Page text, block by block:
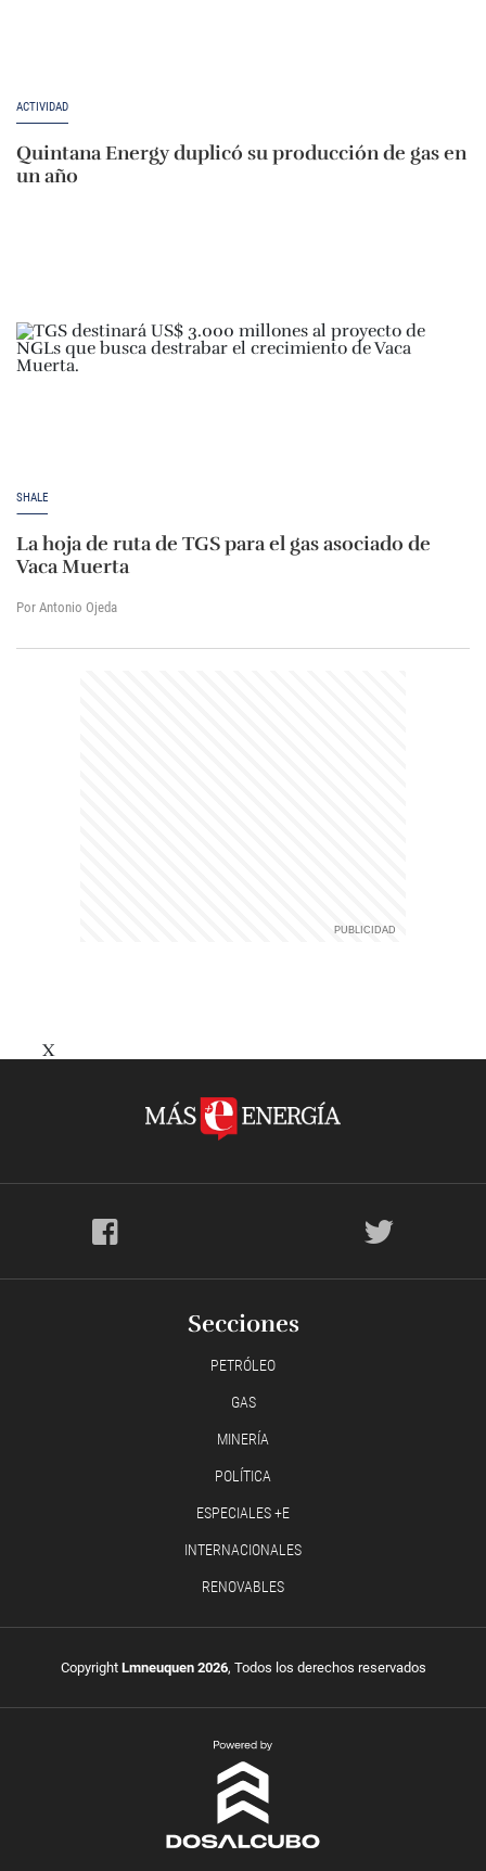
ACTIVIDAD
Quintana Energy duplicó su producción de gas en
un año
SHALE
La hoja de ruta de TGS para el gas asociado de
Vaca Muerta
Por Antonio Ojeda
X
Secciones
PETRÓLEO
GAS
MINERÍA
POLÍTICA
ESPECIALES +E
INTERNACIONALES
RENOVABLES
Copyright Lmneuquen 2026, Todos los derechos reservados